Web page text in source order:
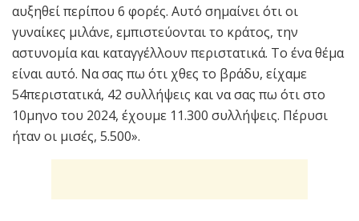
αυξηθεί περίπου 6 φορές. Αυτό σημαίνει ότι οι
γυναίκες μιλάνε, εμπιστεύονται το κράτος, την
αστυνομία και καταγγέλλουν περιστατικά. Το ένα θέμα
είναι αυτό. Να σας πω ότι χθες το βράδυ, είχαμε
54περιστατικά, 42 συλλήψεις και να σας πω ότι στο
10μηνο του 2024, έχουμε 11.300 συλλήψεις. Πέρυσι
ήταν οι μισές, 5.500».